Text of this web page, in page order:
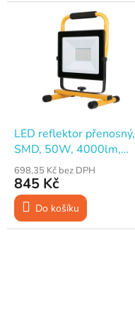
LED reflektor přenosný,
SMD, 50W, 4000lm,
230V, STREND PRO
698,35 Kč bez DPH
845 Kč
Do košíku